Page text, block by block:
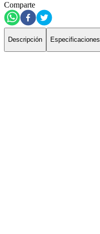
Comparte
Descripción Especificaciones